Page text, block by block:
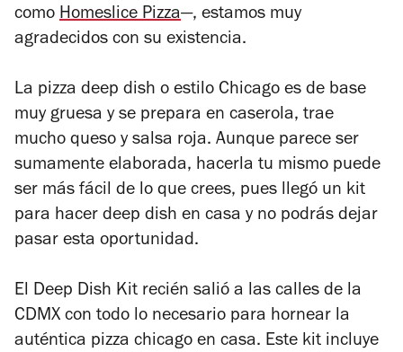
como Homeslice Pizza—, estamos muy
agradecidos con su existencia.
La pizza deep dish o estilo Chicago es de base
muy gruesa y se prepara en caserola, trae
mucho queso y salsa roja. Aunque parece ser
sumamente elaborada, hacerla tu mismo puede
ser más fácil de lo que crees, pues llegó un kit
para hacer deep dish en casa y no podrás dejar
pasar esta oportunidad.
El Deep Dish Kit recién salió a las calles de la
CDMX con todo lo necesario para hornear la
auténtica pizza chicago en casa. Este kit incluye